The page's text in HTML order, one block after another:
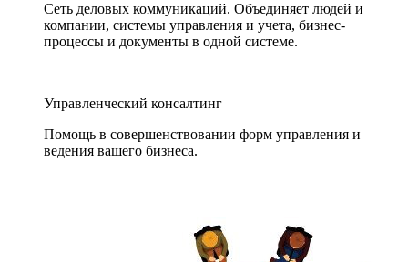
Сеть деловых коммуникаций. Объединяет людей и
компании, системы управления и учета, бизнес-
процессы и документы в одной системе.
Управленческий консалтинг
Помощь в совершенствовании форм управления и
ведения вашего бизнеса.